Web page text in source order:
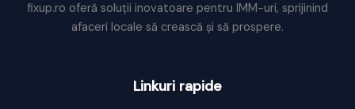
fixup.ro oferă soluții inovatoare pentru IMM-uri, sprijinind
afaceri locale să crească și să prospere.
Linkuri rapide